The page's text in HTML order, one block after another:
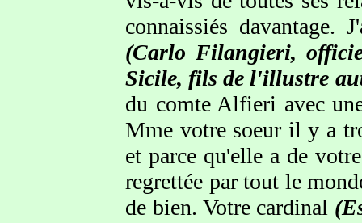
connaissiés
(Carlo Filangieri,
Sicile, fils de l'illustre
du comte Alfieri avec
Mme votre soeur il y a
et parce qu'elle a de
regrettée par tout le
de bien. Votre cardinal